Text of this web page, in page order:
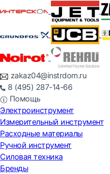
zakaz04@instrdom.ru
8 (495) 287-14-66
Помощь
Электроинструмент
Измерительный инструмент
Расходные материалы
Ручной инструмент
Силовая техника
Бренды